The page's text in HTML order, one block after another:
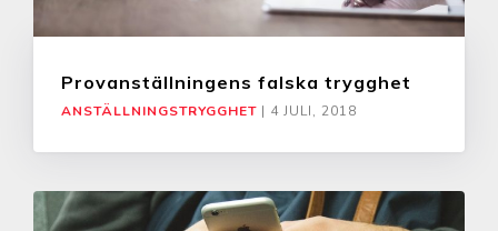
Provanställningens falska trygghet
ANSTÄLLNINGSTRYGGHET | 4 JULI, 2018